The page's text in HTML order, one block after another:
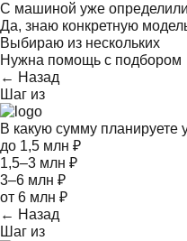
С машиной уже
Да, знаю конкретную
Выбираю из нескольких
Нужна помощь с подбором
← Назад
Шаг из
В какую сумму планируете
до 1,5 млн ₽
1,5–3 млн ₽
3–6 млн ₽
от 6 млн ₽
← Назад
Шаг из